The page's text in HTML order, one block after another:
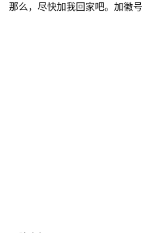
那么，尽快加我回家吧。加徽